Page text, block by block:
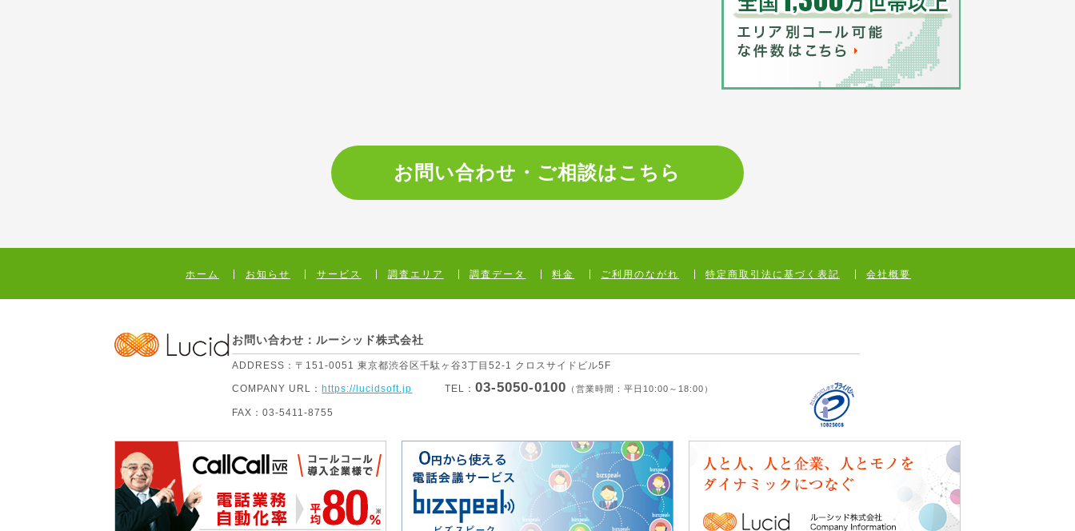
お問い合わせ・ご相談はこちら
ホーム お知らせ サービス 調査エリア 調査データ 料金 ご利用のながれ 特定商取引法に基づく表記 会社概要
お問い合わせ：ルーシッド株式会社
ADDRESS：〒151-0051 東京都渋谷区千駄ヶ谷3丁目52-1 クロスサイドビル5F
COMPANY URL： https://lucidsoft.jp TEL：03-5050-0100 （営業時間：平日10:00～18:00）
FAX：03-5411-8755